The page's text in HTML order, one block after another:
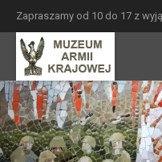
Zapraszamy od 10 do 17 z